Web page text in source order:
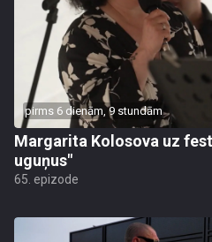
pirms 6 dienām, 9 stundām
Margarita Kolosova uz
uguņus"
65. epizode